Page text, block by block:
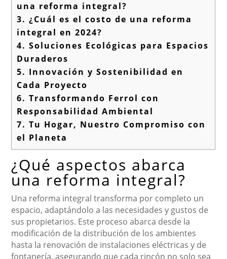
una reforma integral?
3. ¿Cuál es el costo de una reforma
integral en 2024?
4. Soluciones Ecológicas para Espacios
Duraderos
5. Innovación y Sostenibilidad en
Cada Proyecto
6. Transformando Ferrol con
Responsabilidad Ambiental
7. Tu Hogar, Nuestro Compromiso con
el Planeta
¿Qué aspectos abarca
una reforma integral?
Una reforma integral transforma por completo un
espacio, adaptándolo a las necesidades y gustos de
sus propietarios. Este proceso abarca desde la
modificación de la distribución de los ambientes
hasta la renovación de instalaciones eléctricas y de
fontanería, asegurando que cada rincón no solo sea